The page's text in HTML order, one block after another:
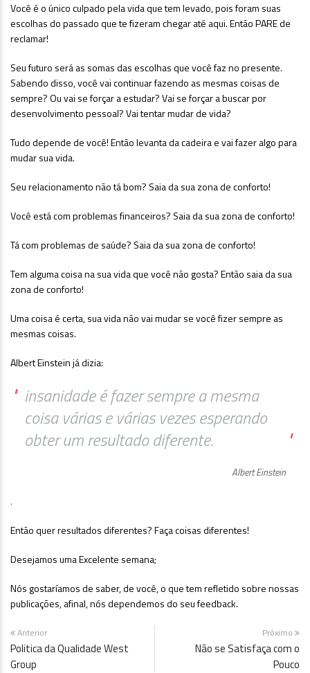
Você é o único culpado pela vida que tem levado, pois foram suas
escolhas do passado que te fizeram chegar até aqui. Então PARE de
reclamar!
Seu futuro será as somas das escolhas que você faz no presente.
Sabendo disso, você vai continuar fazendo as mesmas coisas de
sempre? Ou vai se forçar a estudar? Vai se forçar a buscar por
desenvolvimento pessoal? Vai tentar mudar de vida?
Tudo depende de você! Então levanta da cadeira e vai fazer algo para
mudar sua vida.
Seu relacionamento não tá bom? Saia da sua zona de conforto!
Você está com problemas financeiros? Saia da sua zona de conforto!
Tá com problemas de saúde? Saia da sua zona de conforto!
Tem alguma coisa na sua vida que você não gosta? Então saia da sua
zona de conforto!
Uma coisa é certa, sua vida não vai mudar se você fizer sempre as
mesmas coisas.
Albert Einstein já dizia:
" insanidade é fazer sempre a mesma
coisa várias e várias vezes esperando
obter um resultado diferente.
"
Albert Einstein
.
Então quer resultados diferentes? Faça coisas diferentes!
Desejamos uma Excelente semana;
Nós gostaríamos de saber, de você, o que tem refletido sobre nossas
publicações, afinal, nós dependemos do seu feedback.
Anterior
Politica da Qualidade West
Group
Próximo
Não se Satisfaça com o
Pouco